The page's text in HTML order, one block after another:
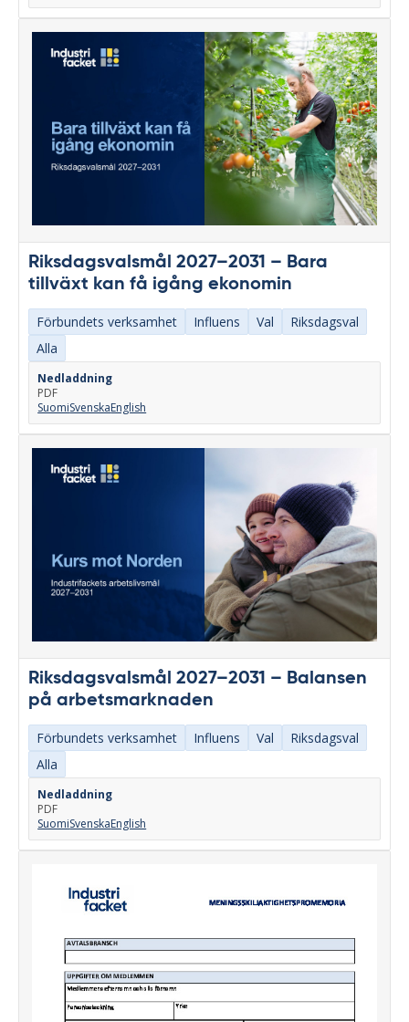
Riksdagsvalsmål 2027–2031 – Bara
tillväxt kan få igång ekonomin
Förbundets verksamhet Influens Val
Riksdagsval
Alla
Nedladdning
PDF
SuomiSvenskaEnglish
Riksdagsvalsmål 2027–2031 – Balansen
på arbetsmarknaden
Förbundets verksamhet Influens Val
Riksdagsval
Alla
Nedladdning
PDF
SuomiSvenskaEnglish